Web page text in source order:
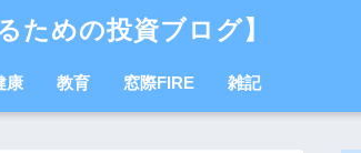
るための投資ブログ】
康 教育 窓際FIRE 雑記